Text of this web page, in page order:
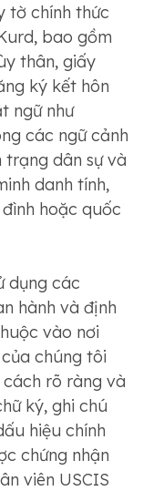
tờ chính thức
bao gồm
thân, giấy
ký kết hôn
ngữ như
các ngữ cảnh
trạng dân sự và
danh tính,
hoặc quốc
dụng các
hành và định
vào nơi
chúng tôi
rõ ràng và
ký, ghi chú
hiệu chính
chứng nhận
viên USCIS